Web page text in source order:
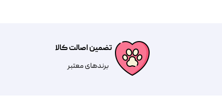
تضمین اصالت کالا
​​برندهای معتبر​​​​​​​